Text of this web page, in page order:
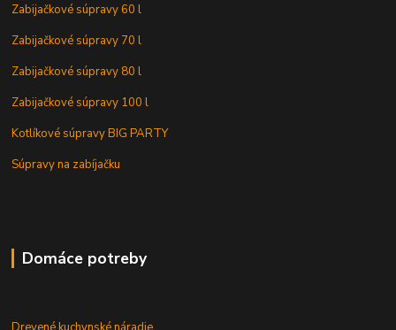
Zabijačkové súpravy 60 l
Zabijačkové súpravy 70 l
Zabijačkové súpravy 80 l
Zabijačkové súpravy 100 l
Kotlíkové súpravy BIG PARTY
Súpravy na zabíjačku
Domáce potreby